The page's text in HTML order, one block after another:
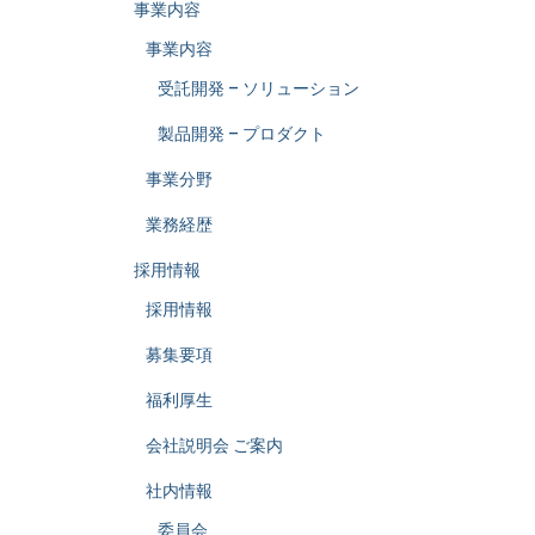
事業内容
事業内容
受託開発 – ソリューション
製品開発 – プロダクト
事業分野
業務経歴
採用情報
採用情報
募集要項
福利厚生
会社説明会 ご案内
社内情報
委員会